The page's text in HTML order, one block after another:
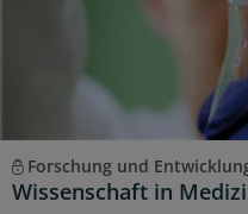
Forschung und
Wissenschaft in